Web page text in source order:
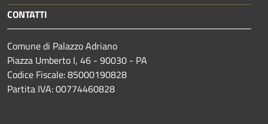
CONTATTI
Comune di Palazzo Adriano
Piazza Umberto I, 46 - 90030 - PA
Codice Fiscale: 85000190828
Partita IVA: 00774460828